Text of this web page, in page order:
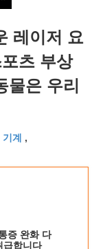
레이저 요
츠 부상
물은 우리
계 ,
증 완화 다
급합니다